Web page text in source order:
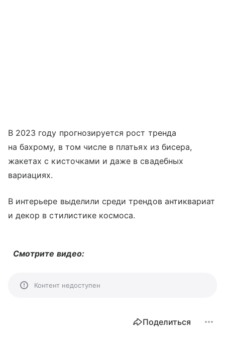
В 2023 году прогнозируется рост тренда
на бахрому, в том числе в платьях из бисера,
жакетах с кисточками и даже в свадебных
вариациях.
В интерьере выделили среди трендов антиквариат
и декор в стилистике космоса.
Смотрите видео:
Контент недоступен
Поделиться